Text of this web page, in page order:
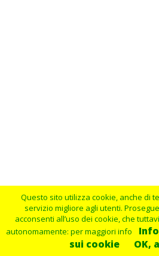
Questo sito utilizza cookie, anche di
servizio migliore agli utenti.
acconsenti all’uso dei cookie, che
autonomamente: per maggiori info
sui cookie
OK,